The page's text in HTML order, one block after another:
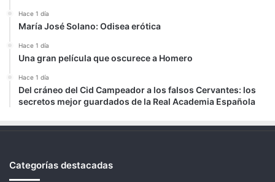
Hace 1 día
María José Solano: Odisea erótica
Hace 1 día
Una gran película que oscurece a Homero
Hace 1 día
Del cráneo del Cid Campeador a los falsos Cervantes: los
secretos mejor guardados de la Real Academia Española
Categorías destacadas